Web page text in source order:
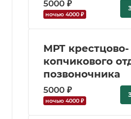
5000 ₽
ночью 4000 ₽
МРТ крестцово-
копчикового
позвоночника
5000 ₽
ночью 4000 ₽